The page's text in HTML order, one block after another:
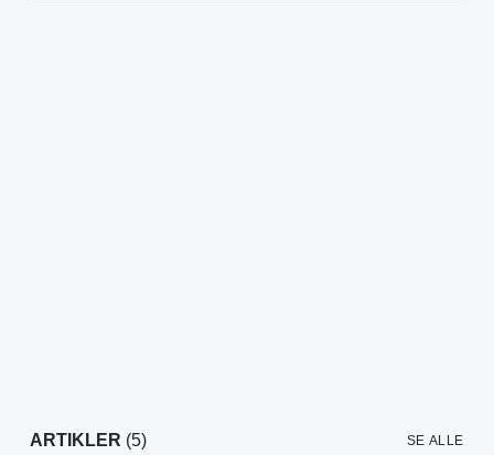
ARTIKLER (5) SE ALLE